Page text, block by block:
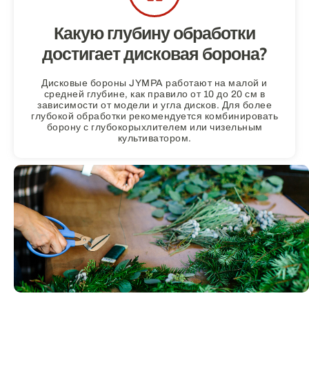
Какую глубину обработки
достигает дисковая борона?
Дисковые бороны JYMPA работают на малой и
средней глубине, как правило от 10 до 20 см в
зависимости от модели и угла дисков. Для более
глубокой обработки рекомендуется комбинировать
борону с глубокорыхлителем или чизельным
культиватором.